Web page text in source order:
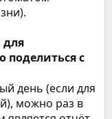
для
с
день (если для
можно раз в